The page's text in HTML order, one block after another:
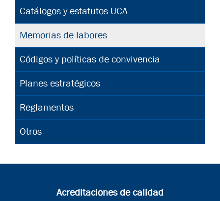
Catálogos y estatutos UCA
Memorias de labores
Códigos y políticas de convivencia
Planes estratégicos
Reglamentos
Otros
Acreditaciones de calidad